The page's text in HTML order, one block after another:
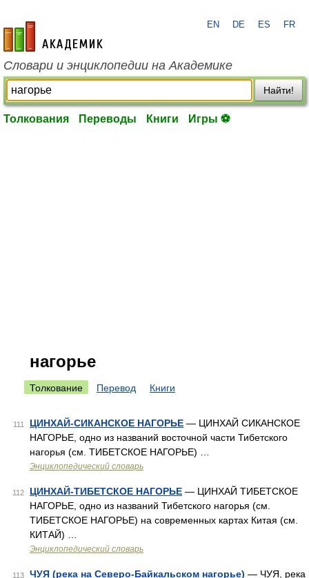
academic.ru
EN DE ES FR
Словари и энциклопедии на Академике
Найти!
Толкования Переводы Книги Игры ⚽
нагорье
Толкование Перевод Книги
111 ЦИНХАЙ-СИКАНСКОЕ НАГОРЬЕ — ЦИНХАЙ СИКАНСКОЕ
НАГОРЬЕ, одно из названий восточной части Тибетского
нагорья (см. ТИБЕТСКОЕ НАГОРЬЕ) …
Энциклопедический словарь
112 ЦИНХАЙ-ТИБЕТСКОЕ НАГОРЬЕ — ЦИНХАЙ ТИБЕТСКОЕ
НАГОРЬЕ, одно из названий Тибетского нагорья (см.
ТИБЕТСКОЕ НАГОРЬЕ) на современных картах Китая (см.
КИТАЙ) …
Энциклопедический словарь
113 ЧУЯ (река на Северо-Байкальском нагорье) — ЧУЯ, река